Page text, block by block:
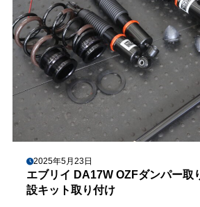
2025年5月23日
エブリイ DA17W OZFダンパー取
設キット取り付け